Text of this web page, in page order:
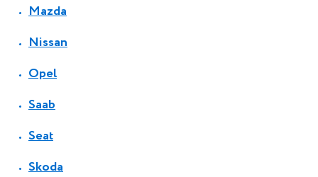
Mazda
Nissan
Opel
Saab
Seat
Skoda